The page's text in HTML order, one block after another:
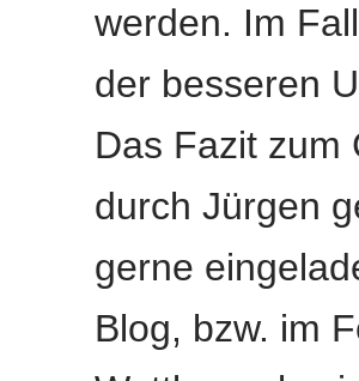
werden. Im
der besseren
Das Fazit zum
durch Jürgen
gerne
Blog, bzw. im